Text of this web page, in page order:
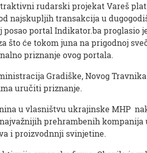
rudarski projekat Vareš
najskupljih transakcija u
portal Indikator.ba proglasio
što će tokom juna na prigodnoj
priznanje ovog portala.
Gradiške, Novog
uručiti priznanje.
u vlasništvu ukrajinske MHP
prehrambenih kompanija
i proizvodnnji svinjetine.